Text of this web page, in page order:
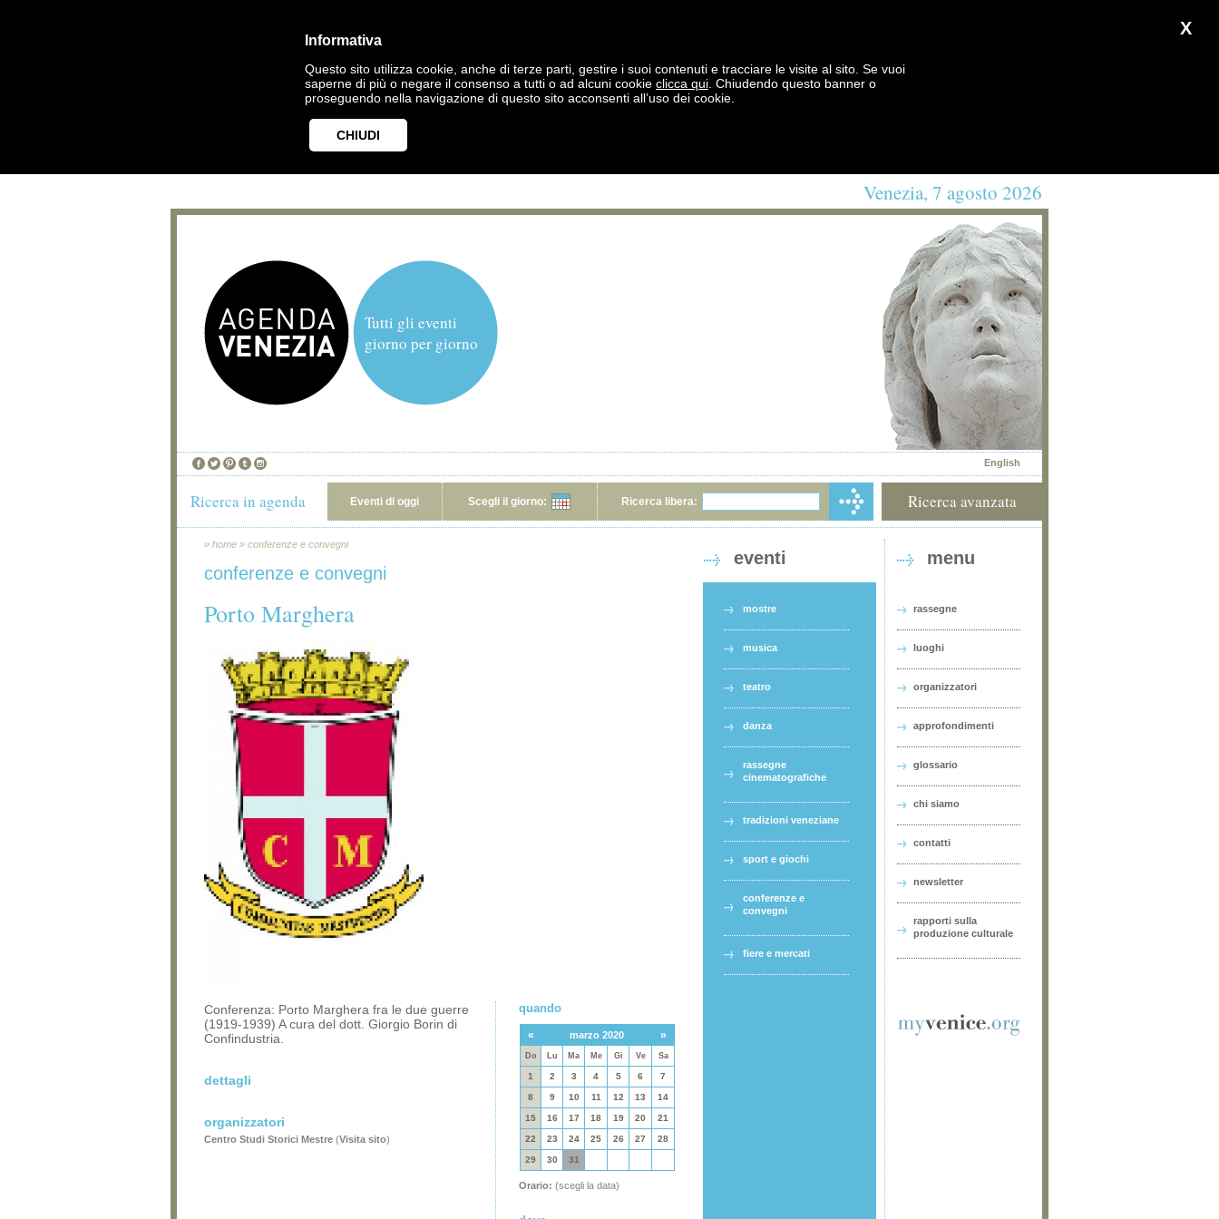
X
Informativa
Questo sito utilizza cookie, anche di terze parti, gestire i suoi contenuti e tracciare le visite al sito. Se vuoi
saperne di più o negare il consenso a tutti o ad alcuni cookie clicca qui . Chiudendo questo banner o
proseguendo nella navigazione di questo sito acconsenti all’uso dei cookie.
CHIUDI
Venezia, 7 agosto 2026
Tutti gli eventi
giorno per giorno
English
Ricerca in agenda Eventi di oggi Scegli il giorno: Ricerca libera: Ricerca avanzata
» home » conferenze e convegni
conferenze e convegni
Porto Marghera
Conferenza: Porto Marghera fra le due guerre
(1919-1939) A cura del dott. Giorgio Borin di
Confindustria.
dettagli
organizzatori
Centro Studi Storici Mestre (Visita sito)
quando
« marzo 2020 »
Do Lu Ma Me Gi Ve Sa
1 2 3 4 5 6 7
8 9 10 11 12 13 14
15 16 17 18 19 20 21
22 23 24 25 26 27 28
29 30 31
Orario: (scegli la data)
eventi
mostre
musica
teatro
danza
rassegne
cinematografiche
tradizioni veneziane
sport e giochi
conferenze e
convegni
fiere e mercati
menu
rassegne
luoghi
organizzatori
approfondimenti
glossario
chi siamo
contatti
newsletter
rapporti sulla
produzione culturale